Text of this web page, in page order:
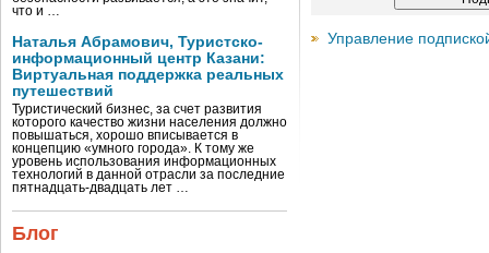
что и …
Наталья Абрамович, Туристско-
информационный центр Казани:
Виртуальная поддержка реальных
путешествий
Туристический бизнес, за счет развития
которого качество жизни населения должно
повышаться, хорошо вписывается в
концепцию «умного города». К тому же
уровень использования информационных
технологий в данной отрасли за последние
пятнадцать-двадцать лет …
Блог
Управление